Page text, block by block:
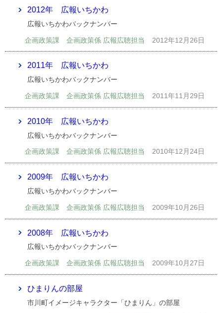
2012年 広報いちかわ
広報いちかわバックナンバー
企画政策課 企画政策係 広報広聴担当 2012年12月26日
2011年 広報いちかわ
広報いちかわバックナンバー
企画政策課 企画政策係 広報広聴担当 2011年11月29日
2010年 広報いちかわ
広報いちかわバックナンバー
企画政策課 企画政策係 広報広聴担当 2010年12月24日
2009年 広報いちかわ
広報いちかわバックナンバー
企画政策課 企画政策係 広報広聴担当 2009年10月26日
2008年 広報いちかわ
広報いちかわバックナンバー
企画政策課 企画政策係 広報広聴担当 2009年10月27日
ひまりんの部屋
市川町イメージキャラクター「ひまりん」の部屋